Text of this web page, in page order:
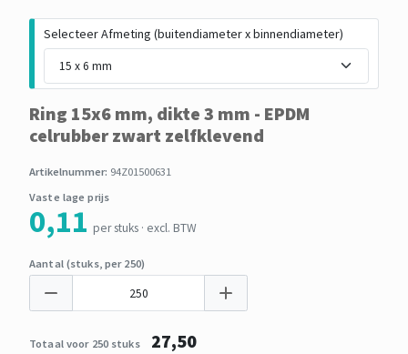
Selecteer Afmeting (buitendiameter x binnendiameter)
Ring 15x6 mm, dikte 3 mm - EPDM
celrubber zwart zelfklevend
Artikelnummer: 94Z01500631
Vaste lage prijs
0,11 per stuks · excl. BTW
Aantal (stuks, per 250)
Totaal voor 250 stuks 27,50